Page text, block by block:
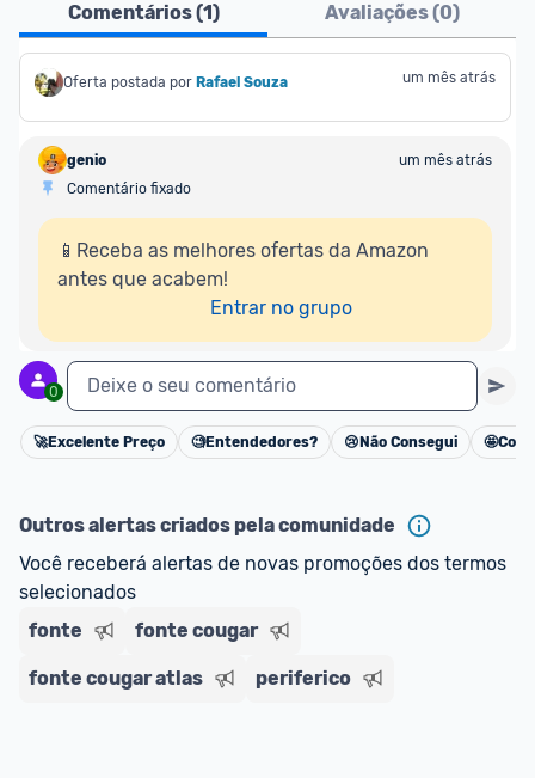
Comentários (1) Avaliações (0)
Oferta postada por Rafael Souza um mês atrás
genio
um mês atrás
Comentário fixado
📱Receba as melhores ofertas da Amazon
antes que acabem!
Entrar no grupo
0 Deixe o seu comentário
Cancelar
🚀Excelente Preço 🧐Entendedores? 😢 Não Consegui 🤩
Outros alertas criados pela comunidade
Você receberá alertas de novas promoções dos termos
selecionados
fonte
fonte cougar
fonte cougar atlas periferico